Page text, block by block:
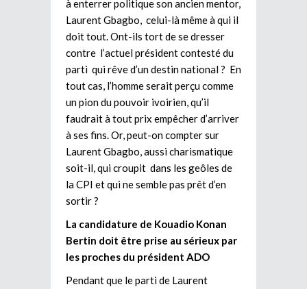
à enterrer politique son ancien mentor,
Laurent Gbagbo, celui-là même à qui il
doit tout. Ont-ils tort de se dresser
contre l’actuel président contesté du
parti qui rêve d’un destin national ? En
tout cas, l’homme serait perçu comme
un pion du pouvoir ivoirien, qu’il
faudrait à tout prix empêcher d’arriver
à ses fins. Or, peut-on compter sur
Laurent Gbagbo, aussi charismatique
soit-il, qui croupit dans les geôles de
la CPI et qui ne semble pas prêt d’en
sortir ?
La candidature de Kouadio Konan
Bertin doit être prise au sérieux par
les proches du président ADO
Pendant que le parti de Laurent